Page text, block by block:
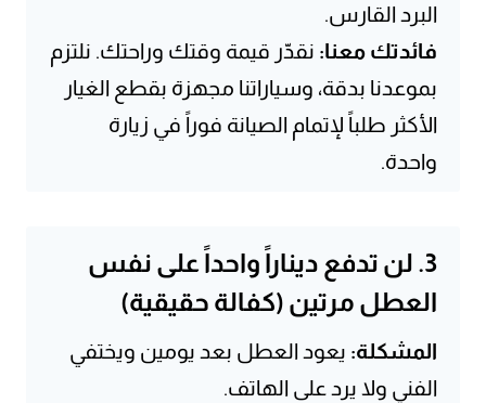
البرد القارس.
فائدتك معنا: نقدّر قيمة وقتك وراحتك. نلتزم
بموعدنا بدقة، وسياراتنا مجهزة بقطع الغيار
الأكثر طلباً لإتمام الصيانة فوراً في زيارة
واحدة.
3. لن تدفع ديناراً واحداً على نفس
العطل مرتين (كفالة حقيقية)
المشكلة: يعود العطل بعد يومين ويختفي
الفني ولا يرد على الهاتف.